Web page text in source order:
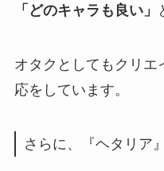
「どのキャラも良い」
オタクとしてもクリエ
応をしています。
さらに、『ヘタリア